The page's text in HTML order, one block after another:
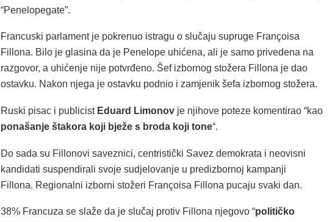
“Penelopegate”.
Francuski parlament je pokrenuo istragu o slučaju supruge Françoisa
Fillona. Bilo je glasina da je Penelope uhićena, ali je samo privedena na
razgovor, a uhićenje nije potvrđeno. Šef izbornog stožera Fillona je dao
ostavku. Nakon njega je ostavku podnio i zamjenik šefa izbornog stožera.
Ruski pisac i publicist Eduard Limonovje njihove poteze komentirao “kao
ponašanje štakora koji bježe s broda koji tone“.
Do sada su Fillonovi saveznici, centristički Savez demokrata i neovisni
kandidati suspendirali svoje sudjelovanje u predizbornoj kampanji
Fillona. Regionalni izborni stožeri Françoisa Fillona pucaju svaki dan.
38% Francuza se slaže da je slučaj protiv Fillona njegovo “političko